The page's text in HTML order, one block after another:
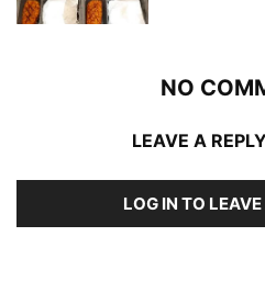
NO
LEAVE A REPLY
LOG IN TO